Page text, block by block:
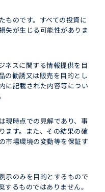
ものです。すべての投資に
失が生じる可能性がありま
ネスに関する情報提供を目
の勧誘又は販売を目的とし
に記載された内容等につい
現時点での見解であり、事
ます。また、その結果の確
市場環境の変動等を保証す
示のみを目的とするもので
るものではありません。